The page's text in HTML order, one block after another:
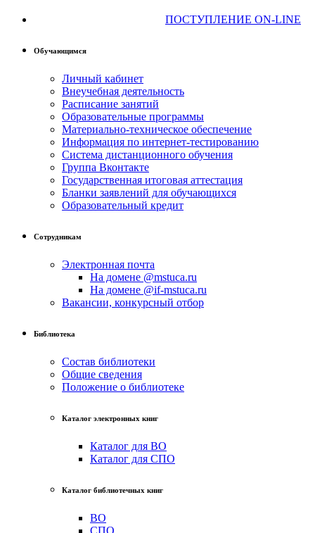
ПОСТУПЛЕНИЕ ON-LINE
Обучающимся
Личный кабинет
Внеучебная деятельность
Расписание занятий
Образовательные программы
Материально-техническое обеспечение
Информация по интернет-тестированию
Система дистанционного обучения
Группа Вконтакте
Государственная итоговая аттестация
Бланки заявлений для обучающихся
Образовательный кредит
Сотрудникам
Электронная почта
На домене @mstuca.ru
На домене @if-mstuca.ru
Вакансии, конкурсный отбор
Библиотека
Состав библиотеки
Общие сведения
Положение о библиотеке
Каталог электронных книг
Каталог для ВО
Каталог для СПО
Каталог библиотечных книг
ВО
СПО